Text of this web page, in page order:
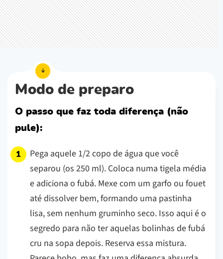
Modo de preparo
O passo que faz toda diferença (não
pule):
Pega aquele 1/2 copo de água que você
separou (os 250 ml). Coloca numa tigela média
e adiciona o fubá. Mexe com um garfo ou fouet
até dissolver bem, formando uma pastinha
lisa, sem nenhum gruminho seco. Isso aqui é o
segredo para não ter aquelas bolinhas de fubá
cru na sopa depois. Reserva essa mistura.